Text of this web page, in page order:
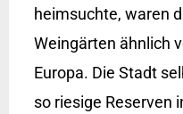
heimsuchte, waren
Weingärten ähnlich
Europa. Die Stadt
so riesige Reserven